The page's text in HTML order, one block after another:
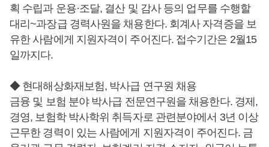
획 수립과 운용·조달, 결산 및 감사 등의 업무를 수행할
대리~과장급 경력사원을 채용한다. 회계사 자격증을 보
유한 사람에게 지원자격이 주어진다. 접수기간은 2월15
일까지다.
◆ 현대해상화재보험, 박사급 연구원 채용
금융 및 보험 분야 박사급 전문연구원을 채용한다. 경제,
경영, 보험학 박사학위 취득자로 관련분야에서 3년 이상
근무한 경력이 있는 사람에게 지원자격이 주어진다. 금